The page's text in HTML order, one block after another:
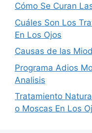
Cómo Se Curan
Cuáles Son Los
En Los Ojos
Causas de las
Programa Adios
Analisis
Tratamiento
o Moscas En Los